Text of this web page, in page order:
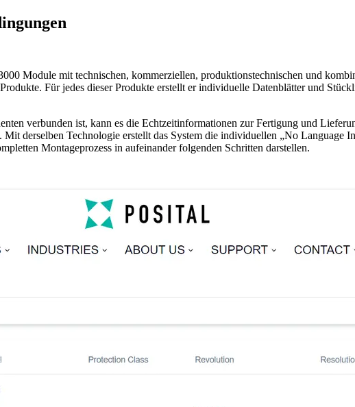
Module mit technischen, kommerziellen, produktionstechnischen und
Für jedes dieser Produkte erstellt er individuelle Datenblätter und
verbunden ist, kann es die Echtzeitinformationen zur Fertigung und
derselben Technologie erstellt das System die individuellen „No Language
Montageprozess in aufeinander folgenden Schritten darstellen.